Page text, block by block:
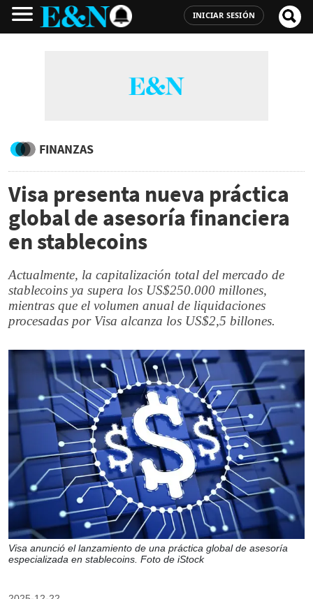
INICIAR SESIÓN
FINANZAS
Visa presenta nueva práctica
global de asesoría financiera
en stablecoins
Actualmente, la capitalización total del mercado de
stablecoins ya supera los US$250.000 millones,
mientras que el volumen anual de liquidaciones
procesadas por Visa alcanza los US$2,5 billones.
Visa anunció el lanzamiento de una práctica global de asesoría
especializada en stablecoins. Foto de iStock